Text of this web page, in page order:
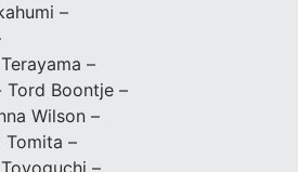
–
–
Tord Boontje –
Wilson –
–